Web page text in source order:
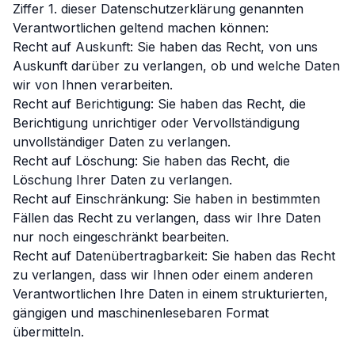
Ziffer 1. dieser Datenschutzerklärung genannten
Verantwortlichen geltend machen können:
Recht auf Auskunft: Sie haben das Recht, von uns
Auskunft darüber zu verlangen, ob und welche Daten
wir von Ihnen verarbeiten.
Recht auf Berichtigung: Sie haben das Recht, die
Berichtigung unrichtiger oder Vervollständigung
unvollständiger Daten zu verlangen.
Recht auf Löschung: Sie haben das Recht, die
Löschung Ihrer Daten zu verlangen.
Recht auf Einschränkung: Sie haben in bestimmten
Fällen das Recht zu verlangen, dass wir Ihre Daten
nur noch eingeschränkt bearbeiten.
Recht auf Datenübertragbarkeit: Sie haben das Recht
zu verlangen, dass wir Ihnen oder einem anderen
Verantwortlichen Ihre Daten in einem strukturierten,
gängigen und maschinenlesebaren Format
übermitteln.